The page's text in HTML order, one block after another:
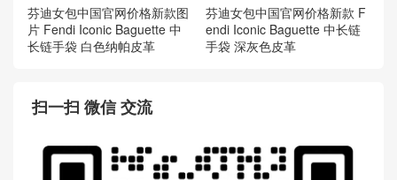
芬迪女包中国官网价格新款图
片 Fendi Iconic Baguette 中
长链手袋 白色纳帕皮革
芬迪女包中国官网价格新款 F
endi Iconic Baguette 中长链
手袋 深灰色皮革
扫一扫 微信 交流